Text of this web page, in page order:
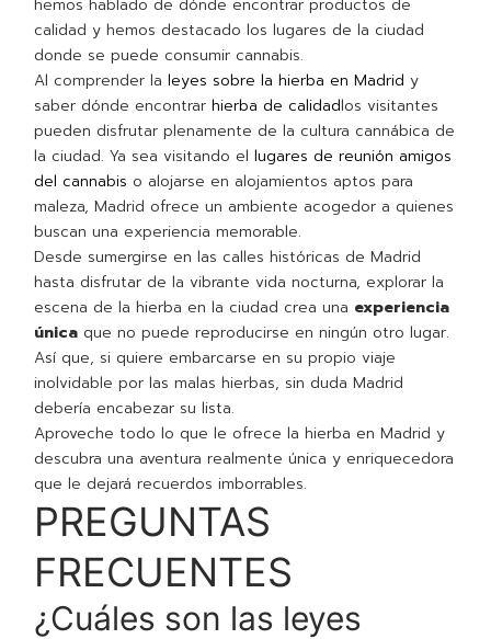
hemos hablado de dónde encontrar productos de
calidad y hemos destacado los lugares de la ciudad
donde se puede consumir cannabis.
Al comprender laleyes sobre la hierba en Madrid y
saber dónde encontrarhierba de calidadlos visitantes
pueden disfrutar plenamente de la cultura cannábica de
la ciudad. Ya sea visitando ellugares de reunión amigos
del cannabis o alojarse en alojamientos aptos para
maleza, Madrid ofrece un ambiente acogedor a quienes
buscan una experiencia memorable.
Desde sumergirse en las calles históricas de Madrid
hasta disfrutar de la vibrante vida nocturna, explorar la
escena de la hierba en la ciudad crea una experiencia
única que no puede reproducirse en ningún otro lugar.
Así que, si quiere embarcarse en su propio viaje
inolvidable por las malas hierbas, sin duda Madrid
debería encabezar su lista.
Aproveche todo lo que le ofrece la hierba en Madrid y
descubra una aventura realmente única y enriquecedora
que le dejará recuerdos imborrables.
PREGUNTAS
FRECUENTES
¿Cuáles son las leyes